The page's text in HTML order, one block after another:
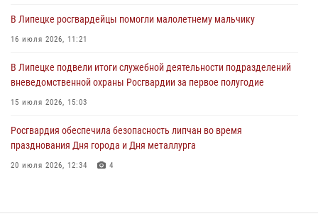
28 июля 2026, 14:46 3
В Липецке росгвардейцы помогли малолетнему мальчику
16 июля 2026, 11:21
В Липецке подвели итоги служебной деятельности подразделений
вневедомственной охраны Росгвардии за первое полугодие
15 июля 2026, 15:03
Росгвардия обеспечила безопасность липчан во время
празднования Дня города и Дня металлурга
20 июля 2026, 12:34 4